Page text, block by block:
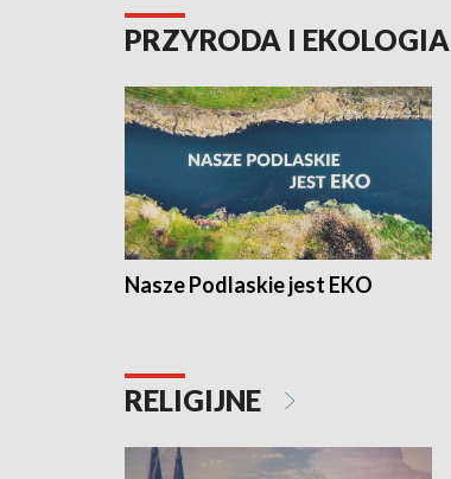
PRZYRODA I EKOLOGIA
Nasze Podlaskie jest EKO
RELIGIJNE